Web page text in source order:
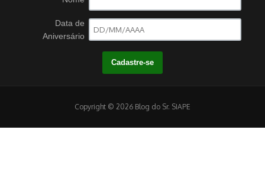
Data de
Aniversário
Copyright © 2026 Blog do Sr. SIAPE